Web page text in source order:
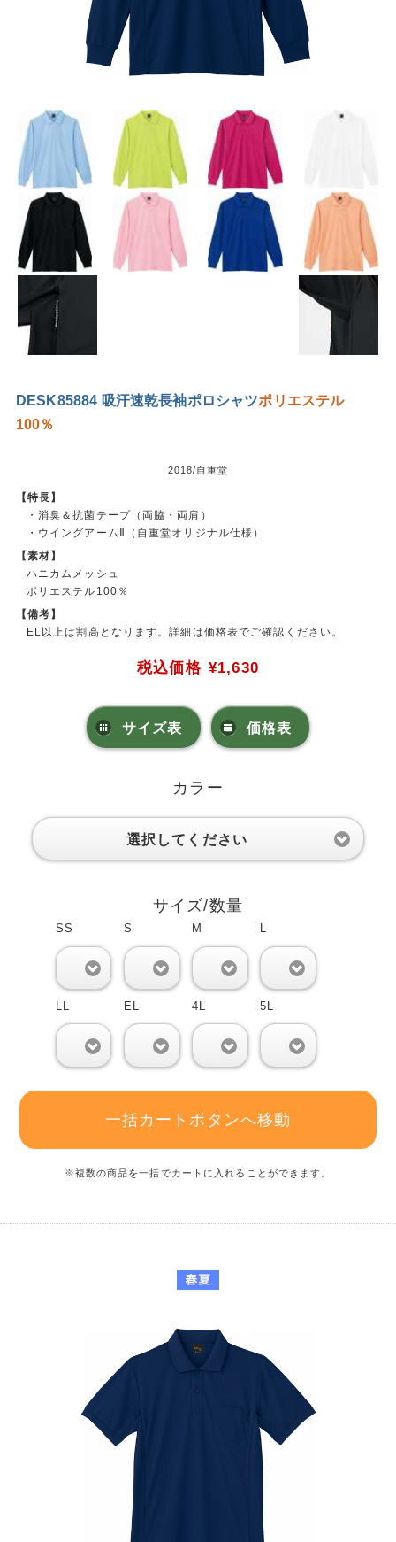
DESK85884 吸汗速乾長袖ポロシャツポリエステル
100％
2018/自重堂
【特長】
・消臭＆抗菌テープ（両脇・両肩）
・ウイングアームⅡ（自重堂オリジナル仕様）
【素材】
ハニカムメッシュ
ポリエステル100％
【備考】
EL以上は割高となります。詳細は価格表でご確認ください。
税込価格 ¥1,630
サイズ表 価格表
カラー
選択してください
サイズ/数量
SS S M L
LL EL 4L 5L
一括カートボタンへ移動
※複数の商品を一括でカートに入れることができます。